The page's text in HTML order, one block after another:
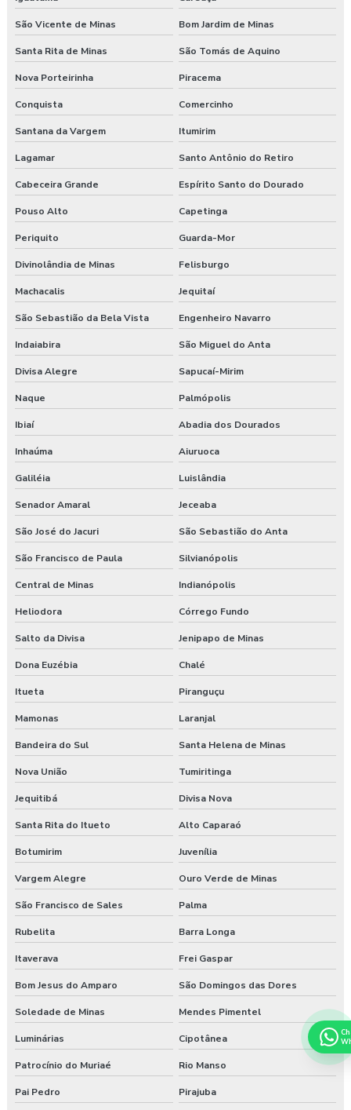
São Vicente de Minas Bom Jardim de Minas
Santa Rita de Minas São Tomás de Aquino
Nova Porteirinha Piracema
Conquista Comercinho
Santana da Vargem Itumirim
Lagamar Santo Antônio do Retiro
Cabeceira Grande Espírito Santo do Dourado
Pouso Alto Capetinga
Periquito Guarda-Mor
Divinolândia de Minas Felisburgo
Machacalis Jequitaí
São Sebastião da Bela Vista Engenheiro Navarro
Indaiabira São Miguel do Anta
Divisa Alegre Sapucaí-Mirim
Naque Palmópolis
Ibiaí Abadia dos Dourados
Inhaúma Aiuruoca
Galiléia Luislândia
Senador Amaral Jeceaba
São José do Jacuri São Sebastião do Anta
São Francisco de Paula Silvianópolis
Central de Minas Indianópolis
Heliodora Córrego Fundo
Salto da Divisa Jenipapo de Minas
Dona Euzébia Chalé
Itueta Piranguçu
Mamonas Laranjal
Bandeira do Sul Santa Helena de Minas
Nova União Tumiritinga
Jequitibá Divisa Nova
Santa Rita do Itueto Alto Caparaó
Botumirim Juvenília
Vargem Alegre Ouro Verde de Minas
São Francisco de Sales Palma
Rubelita Barra Longa
Itaverava Frei Gaspar
Bom Jesus do Amparo São Domingos das Dores
Soledade de Minas Mendes Pimentel
Luminárias Cipotânea
Patrocínio do Muriaé Rio Manso
Pai Pedro Pirajuba